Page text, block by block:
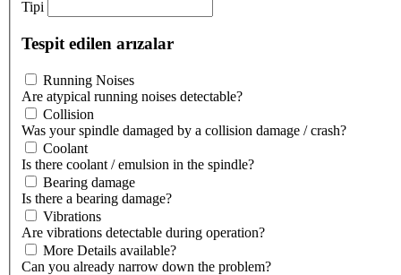
Tipi
Tespit edilen arızalar
Running Noises
Are atypical running noises detectable?
Collision
Was your spindle damaged by a collision damage / crash?
Coolant
Is there coolant / emulsion in the spindle?
Bearing damage
Is there a bearing damage?
Vibrations
Are vibrations detectable during operation?
More Details available?
Can you already narrow down the problem?